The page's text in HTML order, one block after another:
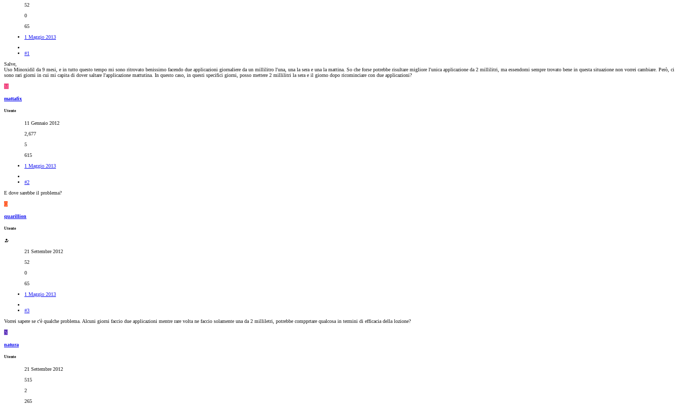
52
0
65
1 Maggio 2013
#1
Salve,
Uso Minoxidil da 9 mesi, e in tutto questo tempo mi sono ritrovato benissimo facendo due applicazioni giornaliere da un millilitro l'una, una la sera e una la mattina. So che forse potrebbe risultare migliore l'unica applicazione da 2 millilitri, ma essendomi sempre trovato bene in questa situazione non vorrei cambiare. Però, ci
sono rari giorni in cui mi capita di dover saltare l'applicazione mattutina. In questo caso, in questi specifici giorni, posso mettere 2 millilitri la sera e il giorno dopo ricominciare con due applicazioni?
M
mattafix
Utente
11 Gennaio 2012
2,677
5
615
1 Maggio 2013
#2
E dove sarebbe il problema?
Q
quarillion
Utente
21 Settembre 2012
52
0
65
1 Maggio 2013
#3
Vorrei sapere se c'è qualche problema. Alcuni giorni faccio due applicazioni mentre rare volta ne faccio solamente una da 2 milliletri, potrebbe compprtare qualcosa in termini di efficacia della lozione?
N
natura
Utente
21 Settembre 2012
515
2
265